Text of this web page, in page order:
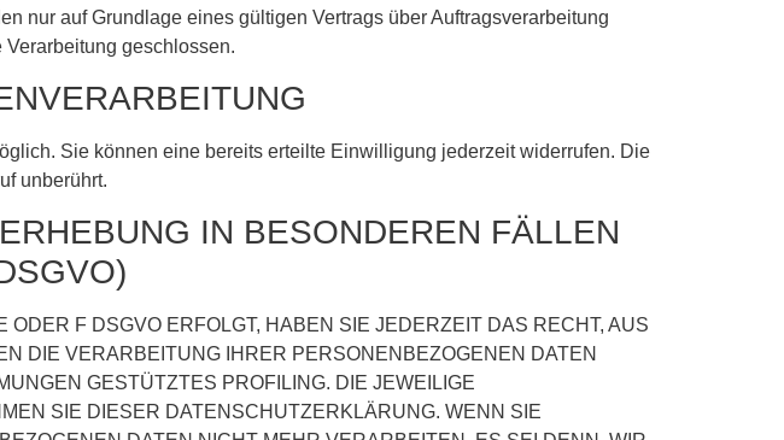
nur auf Grundlage eines gültigen Vertrags über Auftragsverarbeitung
geschlossen.
Sie können eine bereits erteilte Einwilligung jederzeit widerrufen. Die
unberührt.
IN BESONDEREN FÄLLEN
F DSGVO ERFOLGT, HABEN SIE JEDERZEIT DAS RECHT, AUS
DIE VERARBEITUNG IHRER PERSONENBEZOGENEN DATEN
GESTÜTZTES PROFILING. DIE JEWEILIGE
SIE DIESER DATENSCHUTZERKLÄRUNG. WENN SIE